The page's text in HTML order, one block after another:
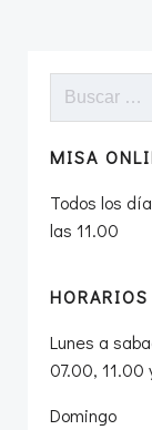
Buscar:
MISA
Todos los
las 11.00
Lunes a
07.00, 11.00
Domingo